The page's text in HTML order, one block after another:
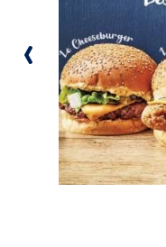
‹